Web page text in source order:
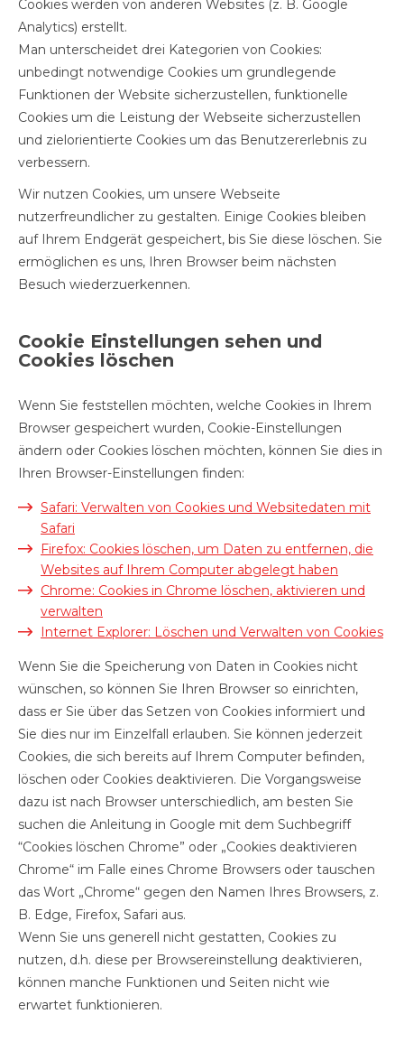
Cookies werden von anderen Websites (z. B. Google
Analytics) erstellt.
Man unterscheidet drei Kategorien von Cookies:
unbedingt notwendige Cookies um grundlegende
Funktionen der Website sicherzustellen, funktionelle
Cookies um die Leistung der Webseite sicherzustellen
und zielorientierte Cookies um das Benutzererlebnis zu
verbessern.
Wir nutzen Cookies, um unsere Webseite
nutzerfreundlicher zu gestalten. Einige Cookies bleiben
auf Ihrem Endgerät gespeichert, bis Sie diese löschen. Sie
ermöglichen es uns, Ihren Browser beim nächsten
Besuch wiederzuerkennen.
Cookie Einstellungen sehen und
Cookies löschen
Wenn Sie feststellen möchten, welche Cookies in Ihrem
Browser gespeichert wurden, Cookie-Einstellungen
ändern oder Cookies löschen möchten, können Sie dies in
Ihren Browser-Einstellungen finden:
Safari: Verwalten von Cookies und Websitedaten mit
Safari
Firefox: Cookies löschen, um Daten zu entfernen, die
Websites auf Ihrem Computer abgelegt haben
Chrome: Cookies in Chrome löschen, aktivieren und
verwalten
Internet Explorer: Löschen und Verwalten von Cookies
Wenn Sie die Speicherung von Daten in Cookies nicht
wünschen, so können Sie Ihren Browser so einrichten,
dass er Sie über das Setzen von Cookies informiert und
Sie dies nur im Einzelfall erlauben. Sie können jederzeit
Cookies, die sich bereits auf Ihrem Computer befinden,
löschen oder Cookies deaktivieren. Die Vorgangsweise
dazu ist nach Browser unterschiedlich, am besten Sie
suchen die Anleitung in Google mit dem Suchbegriff
“Cookies löschen Chrome” oder „Cookies deaktivieren
Chrome“ im Falle eines Chrome Browsers oder tauschen
das Wort „Chrome“ gegen den Namen Ihres Browsers, z.
B. Edge, Firefox, Safari aus.
Wenn Sie uns generell nicht gestatten, Cookies zu
nutzen, d.h. diese per Browsereinstellung deaktivieren,
können manche Funktionen und Seiten nicht wie
erwartet funktionieren.